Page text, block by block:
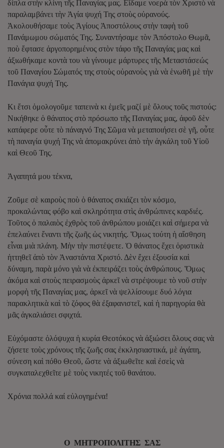
δίπλα στὴν κλίνη τῆς Παναγίας μας. Εἴδαμε νοερὰ τὸν Χριστὸ νὰ
παραλαμβάνει τὴν Ἁγία ψυχή Της στοὺς οὐρανούς.
Ἀκολουθήσαμε τοὺς Ἁγίους Ἀποστόλους στὴν ταφὴ τοῦ
Πανάμωμου σώματός Της. Συναντήσαμε τὸν Ἀπόστολο Θωμᾶ,
ποὺ ἔφτασε ἀργοπορημένος στὸν τάφο τῆς Παναγίας μας καὶ
ἀξιωθήκαμε κοντὰ του νὰ γίνουμε μάρτυρες τῆς Μεταστάσεώς
τοῦ Παναγίου Σώματός της στοὺς οὐρανοὺς γιὰ νὰ ἑνωθῆ μὲ τὴν
Πανάγια ψυχή Της.
Κι ἔτσι ὁμολογοῦμε ταπεινὰ κι ἑμεῖς μαζί μὲ ὅλους τοῦς πιστούς:
Νικήθηκε ὁ θάνατος στὸ πρόσωπο τῆς Παναγίας μας, ἀφοῦ δὲν
κατάφερε οὖτε τὸ πάναγνό Της Σῶμα νὰ μεταποιήσει σὲ γῆ, οὖτε
τὴ παναγία ψυχή Της νὰ ἀπομακρύνει ἀπὸ τὴν ἀγκάλη τοῦ Υἱοῦ
καὶ Θεοῦ Της.
Ἀγαπητά μου τέκνα,
Ζοῦμε σὲ καιροὺς ποὺ ὁ θάνατος σκιάζει τὸν κόσμο,
προκαλώντας φόβο καὶ σκληρότητα στὶς ἀνθρώπινες καρδιές.
Τοῦτος ὁ παλαιὸς ἐχθρὸς τοῦ ἀνθρώπου μοιάζει καὶ σήμερα νὰ
ἐπελαύνει ἔναντι τῆς ζωῆς ὡς νικητής. Ὅμως τούτη ἡ αἴσθηση
εἶναι μιὰ πλάνη. Μὴν τὴν πιστέψετε. Ὁ θάνατος ἔχει ὁριστικὰ
ἡττηθεῖ ἀπὸ τὸν Ἀναστάντα Χριστό. Δὲν ἔχει ἐξουσία καὶ
δύναμη, παρὰ μόνο γιὰ νὰ ἐκπειράζει τοὺς ἀνθρώπους. Ὅμως
ἀκόμα καὶ στοὺς πειρασμοὺς ἀρκεῖ νὰ στρέψουμε τὸ νοῦ στὴν
μορφὴ τῆς Παναγίας μας, ἀρκεῖ νὰ ψελλίσουμε δυό λόγια
παρακλητικὰ καὶ τὸ ζόφος θὰ ἐξαφανιστεῖ, καὶ ἡ παρηγορία θὰ
μᾶς ἀγκαλιάσει σφιχτά.
Εὐχόμαστε ὁλόψυχα ἡ κυρία Θεοτόκος νὰ ἀξιώσει ὅλους σας νὰ
ζήσετε τοὺς χρόνους τῆς ζωῆς σας ἐκκλησιαστικά, μὲ ἀγάπη,
σύνεση καὶ πόθο Θεοῦ, ὥστε νὰ ἀξιωθεῖτε καὶ ἐσεὶς νὰ
συγκαταλεχθεῖτε μὲ τοὺς νικητές τοῦ θανάτου.
Χρόνια πολλά καί εὐλογημένα!
Ο ΜΗΤΡΟΠΟΛΙΤΗΣ ΣΑΣ